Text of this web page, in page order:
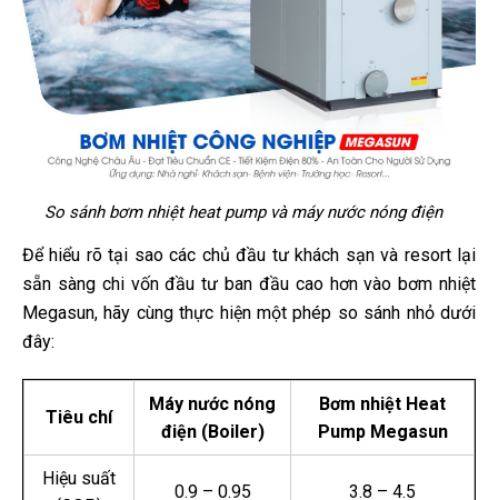
So sánh bơm nhiệt heat pump và máy nước nóng điện
Để hiểu rõ tại sao các chủ đầu tư khách sạn và resort lại
sẵn sàng chi vốn đầu tư ban đầu cao hơn vào bơm nhiệt
Megasun, hãy cùng thực hiện một phép so sánh nhỏ dưới
đây:
Tiêu chí
Máy nước nóng
điện (Boiler)
Bơm nhiệt Heat
Pump Megasun
Hiệu suất
0.9 – 0.95 3.8 – 4.5